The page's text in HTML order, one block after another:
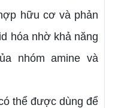
hữu cơ và phản
hóa nhờ khả năng
nhóm amine và
thể được dùng để